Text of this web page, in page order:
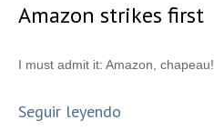
Amazon strikes first
I must admit it: Amazon, chapeau!
Seguir leyendo